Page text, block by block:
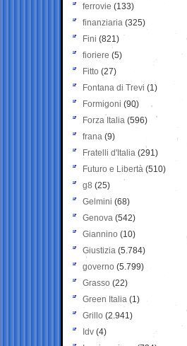
ferrovie (133)
finanziaria (325)
Fini (821)
fioriere (5)
Fitto (27)
Fontana di Trevi (1)
Formigoni (90)
Forza Italia (596)
frana (9)
Fratelli d'Italia (291)
Futuro e Libertà (510)
g8 (25)
Gelmini (68)
Genova (542)
Giannino (10)
Giustizia (5.784)
governo (5.799)
Grasso (22)
Green Italia (1)
Grillo (2.941)
Idv (4)